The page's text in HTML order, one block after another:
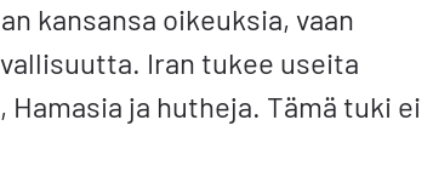
kansansa oikeuksia, vaan
Iran tukee useita
ja hutheja. Tämä tuki ei